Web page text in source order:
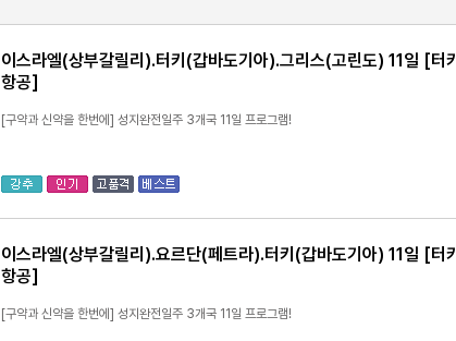
이스라엘(상부갈릴리).터키(갑바도기아).그리스(고린도) 11일 [터키
항공]
[구약과 신약을 한번에] 성지완전일주 3개국 11일 프로그램!
이스라엘(상부갈릴리).요르단(페트라).터키(갑바도기아) 11일 [터키
항공]
[구약과 신약을 한번에] 성지완전일주 3개국 11일 프로그램!